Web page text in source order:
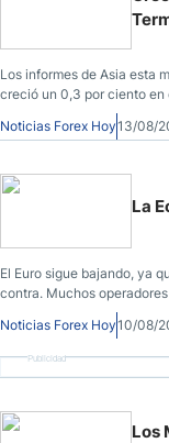
Los informes de Asia esta
creció un 0,3 por ciento en
aunque positivo, cayó
analistas.
Noticias Forex Hoy13/08/
La
El Euro sigue bajando, ya
contra. Muchos
euro a corto plazo. El euro
96,59.
Noticias Forex Hoy10/08/
Publicidad
Los